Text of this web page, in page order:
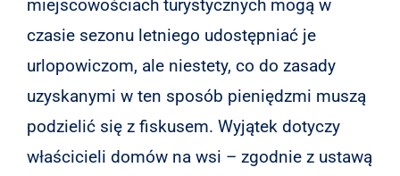
miejscowościach turystycznych mogą w
czasie sezonu letniego udostępniać je
urlopowiczom, ale niestety, co do zasady
uzyskanymi w ten sposób pieniędzmi muszą
podzielić się z fiskusem. Wyjątek dotyczy
właścicieli domów na wsi – zgodnie z ustawą